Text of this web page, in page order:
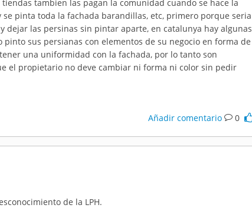
tambien las pagan la comunidad cuando se hace la
pinta toda la fachada barandillas, etc, primero porque seria
dejar las persinas sin pintar aparte, en catalunya hay algunas
sus persianas con elementos de su negocio en forma de
una uniformidad con la fachada, por lo tanto son
el propietario no deve cambiar ni forma ni color sin pedir
Añadir comentario 0
de la LPH.